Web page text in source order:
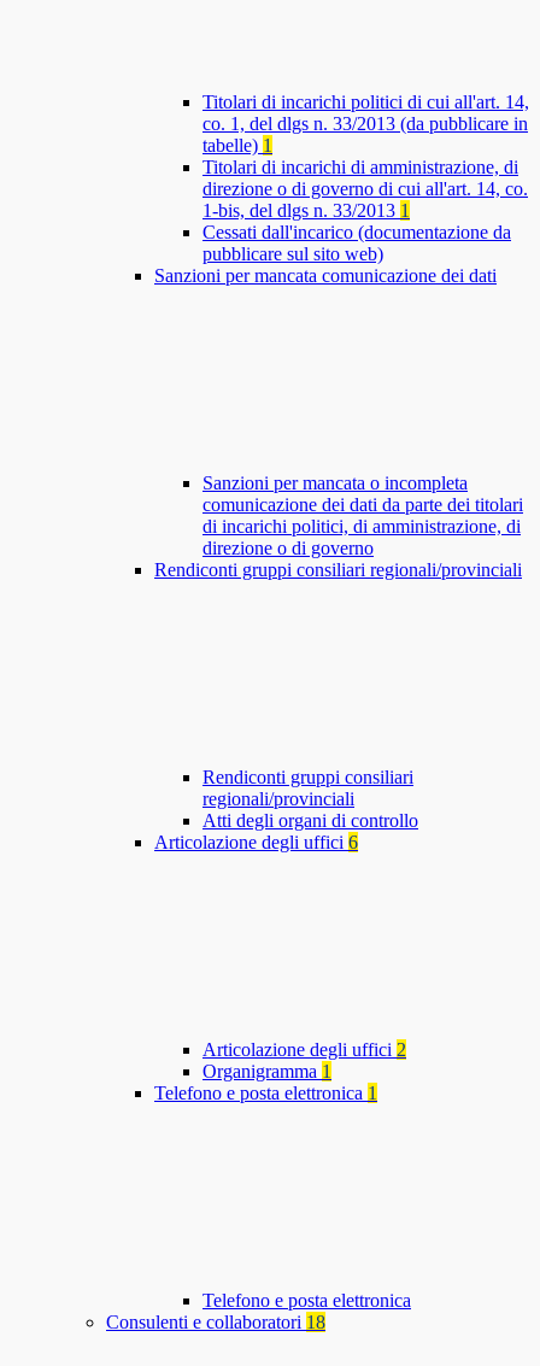
Titolari di incarichi politici di cui all'art. 14,
co. 1, del dlgs n. 33/2013 (da pubblicare in
tabelle) 1
Titolari di incarichi di amministrazione, di
direzione o di governo di cui all'art. 14, co.
1-bis, del dlgs n. 33/2013 1
Cessati dall'incarico (documentazione da
pubblicare sul sito web)
Sanzioni per mancata comunicazione dei dati
Sanzioni per mancata o incompleta
comunicazione dei dati da parte dei titolari
di incarichi politici, di amministrazione, di
direzione o di governo
Rendiconti gruppi consiliari regionali/provinciali
Rendiconti gruppi consiliari
regionali/provinciali
Atti degli organi di controllo
Articolazione degli uffici 6
Articolazione degli uffici 2
Organigramma 1
Telefono e posta elettronica 1
Telefono e posta elettronica
Consulenti e collaboratori 18